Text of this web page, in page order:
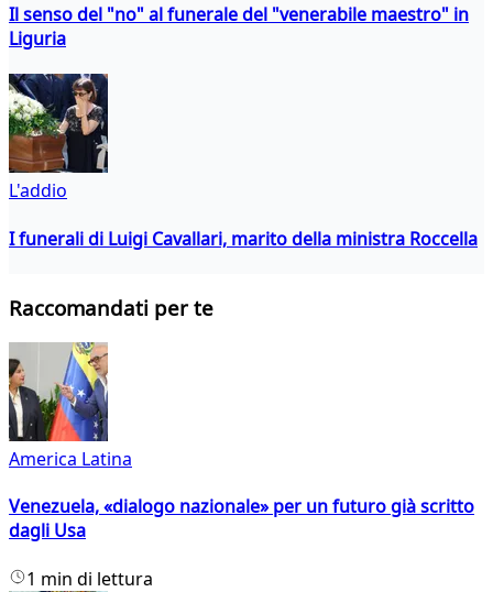
Il senso del "no" al funerale del "venerabile maestro" in
Liguria
L'addio
I funerali di Luigi Cavallari, marito della ministra Roccella
Raccomandati per te
America Latina
Venezuela, «dialogo nazionale» per un futuro già scritto
dagli Usa
1 min di lettura